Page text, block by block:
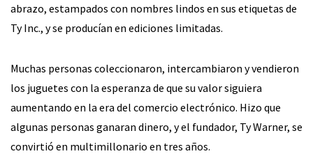
abrazo, estampados con nombres lindos en sus etiquetas de
Ty Inc., y se producían en ediciones limitadas.
Muchas personas coleccionaron, intercambiaron y vendieron
los juguetes con la esperanza de que su valor siguiera
aumentando en la era del comercio electrónico. Hizo que
algunas personas ganaran dinero, y el fundador, Ty Warner, se
convirtió en multimillonario en tres años.